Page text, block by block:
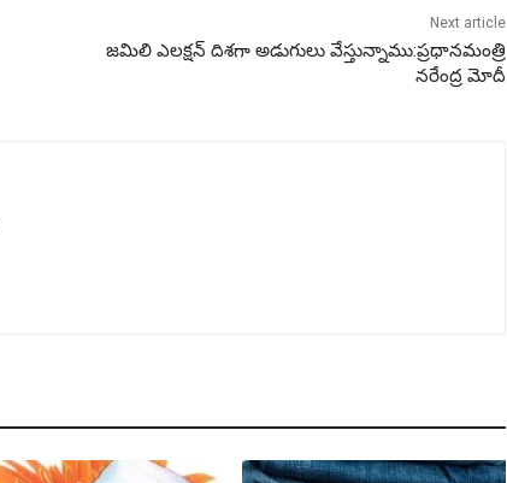
Next article
జమిలి ఎలక్షన్ దిశగా అడుగులు వేస్తున్నాము:ప్రధానమంత్రి
నరేంద్ర మోదీ